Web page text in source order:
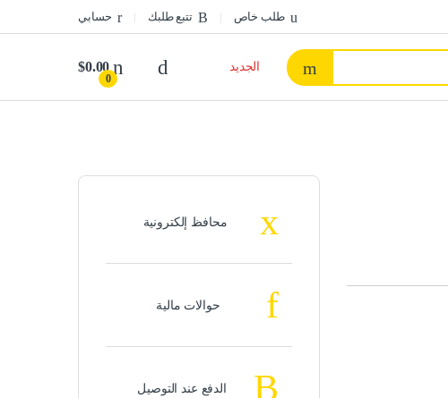
طلب خاص تتبع طلبك حسابي
الجديد
0
$0.00
محافظ إلكترونية
حوالات مالية
الدفع عند التوصيل